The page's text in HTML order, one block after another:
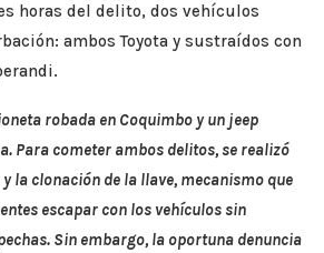
horas del delito, dos vehículos
ambos Toyota y sustraídos con
robada en Coquimbo y un jeep
Para cometer ambos delitos, se realizó
la clonación de la llave, mecanismo que
escapar con los vehículos sin
Sin embargo, la oportuna denuncia